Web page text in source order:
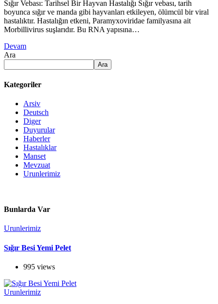
Sığır Vebası: Tarihsel Bir Hayvan Hastalığı Sığır vebası, tarih
boyunca sığır ve manda gibi hayvanları etkileyen, ölümcül bir viral
hastalıktır. Hastalığın etkeni, Paramyxoviridae familyasına ait
Morbillivirus suşlarıdır. Bu RNA yapısına…
Devam
Ara
Ara
Kategoriler
Arsiv
Deutsch
Diger
Duyurular
Haberler
Hastalıklar
Manset
Mevzuat
Urunlerimiz
Bunlarda Var
Urunlerimiz
Sığır Besi Yemi Pelet
995 views
Urunlerimiz